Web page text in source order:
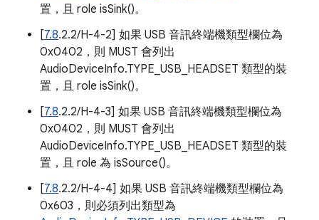
置，且 role isSink()。
[7.8.2.2/H-4-2] 如果 USB 音訊終端機類型欄位為
0x0402，則 MUST 會列出
AudioDeviceInfo.TYPE_USB_HEADSET 類型的裝
置，且 role isSink()。
[7.8.2.2/H-4-3] 如果 USB 音訊終端機類型欄位為
0x0402，則 MUST 會列出
AudioDeviceInfo.TYPE_USB_HEADSET 類型的裝
置，且 role 為 isSource()。
[7.8.2.2/H-4-4] 如果 USB 音訊終端機類型欄位為
0x603，則必須列出類型為